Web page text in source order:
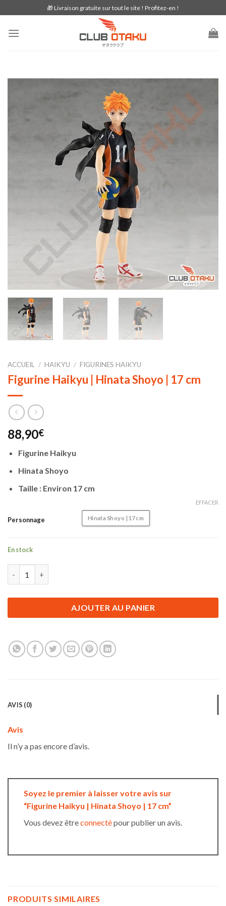
to
content
🎁 Livraison gratuite sur tout le site ! Profitez-en !
ACCUEIL / HAIKYU / FIGURINES HAIKYU
Figurine Haikyu | Hinata Shoyo | 17 cm
88,90€
Figurine Haikyu
Hinata Shoyo
Taille : Environ 17 cm
Personnage Hinata Shoyo | 17 cm
EFFACER
En stock
AJOUTER AU PANIER
AVIS (0)
Avis
Il n’y a pas encore d’avis.
Soyez le premier à laisser votre avis sur
“Figurine Haikyu | Hinata Shoyo | 17 cm”
Vous devez êtreconnectépour publier un avis.
PRODUITS SIMILAIRES